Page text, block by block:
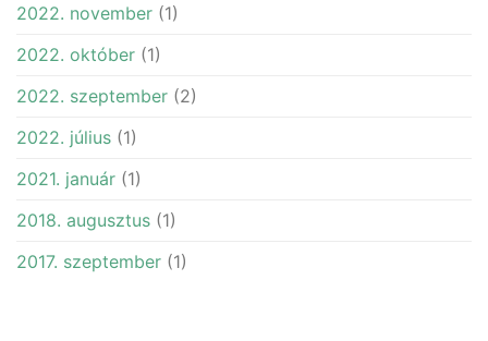
2022. november (1)
2022. október (1)
2022. szeptember (2)
2022. július (1)
2021. január (1)
2018. augusztus (1)
2017. szeptember (1)